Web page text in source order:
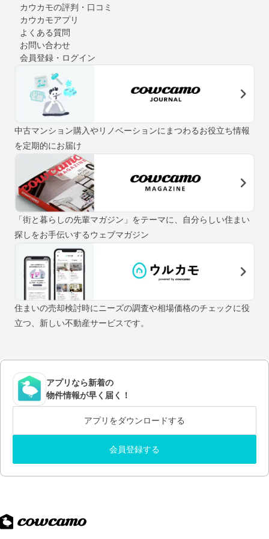
カウカモの評判・口コミ
カウカモアプリ
よくある質問
お問い合わせ
会員登録・ログイン
中古マンション購入やリノベーションにまつわるお役立ち情報
を定期的にお届け
「街と暮らしの先輩マガジン」をテーマに、自分らしい住まい
探しをお手伝いするウェブマガジン
住まいの売却検討時にニーズの調査や相場価格のチェックに役
立つ、新しい不動産サービスです。
アプリなら新着の
物件情報が早く届く！
アプリをダウンロードする
会員登録する